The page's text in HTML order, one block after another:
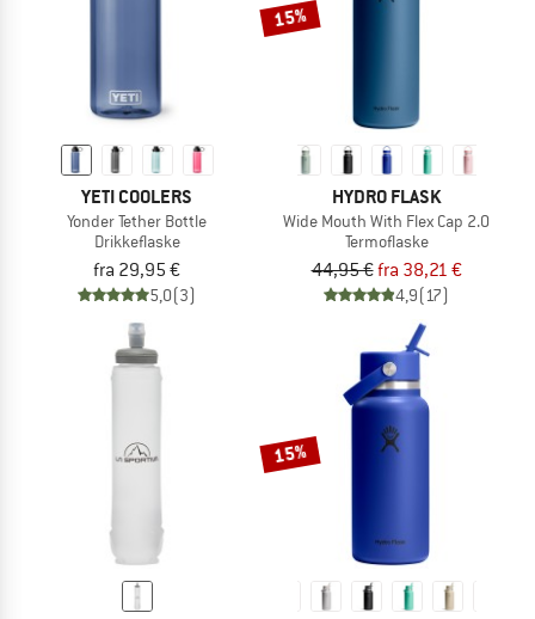
YETI COOLERS
Yonder Tether Bottle
Drikkeflaske
fra 29,95 €
5,0(3)
15%
HYDRO FLASK
Wide Mouth With Flex Cap 2.0
Termoflaske
44,95 €fra 38,21 €
4,9(17)
15%